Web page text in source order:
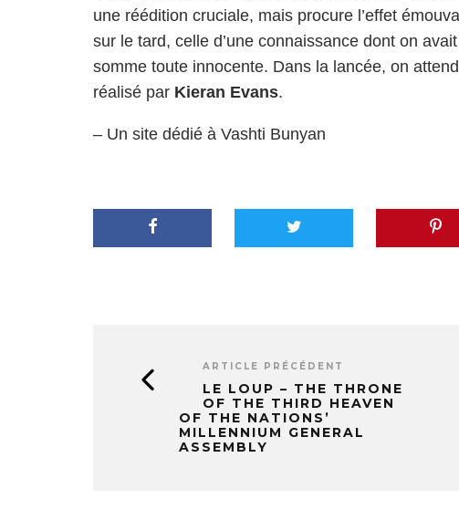
une réédition cruciale, mais procure l’effet
sur le tard, celle d’une connaissance dont on
somme toute innocente. Dans la lancée, on
réalisé par Kieran Evans.
– Un site dédié à Vashti Bunyan
ARTICLE PRÉCÉDENT
LE LOUP – THE THRONE
OF THE THIRD HEAVEN
OF THE NATIONS’
MILLENNIUM GENERAL
ASSEMBLY